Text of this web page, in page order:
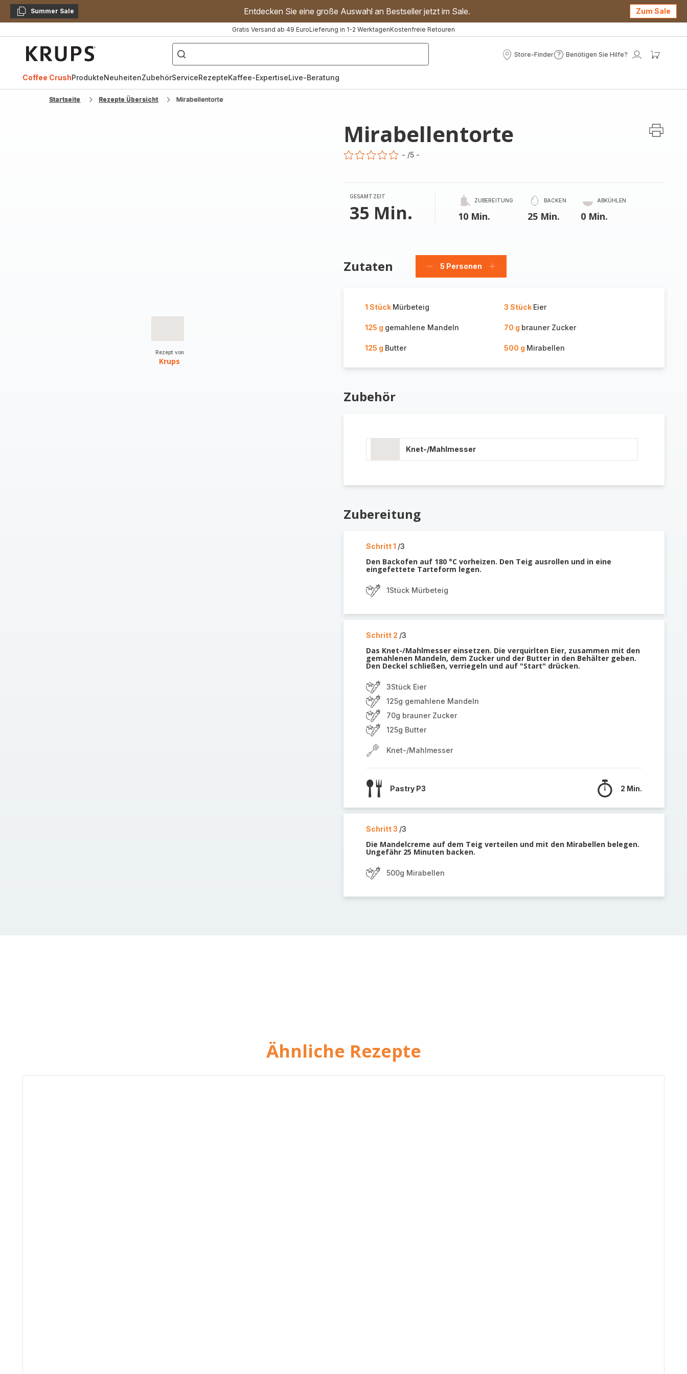
KopierenSummer Sale Entdecken Sie eine große Auswahl an Bestseller jetzt im Sale. Zum Sale
Gratis Versand ab 49 EuroLieferung in 1-2 WerktagenKostenfreie Retouren
["Kaffeevollautomat","Handmixer","Waffeleisen"]
Store-Finder
Store-
Benötigen Sie Hilfe?
Benötigen
Mein
Coffee CrushProdukteNeuheitenZubehörServiceRezepteKaffee-ExpertiseLive-Beratung
Startseite Rezepte Übersicht Mirabellentorte
Rezept von
Krups
Mirabellentorte
- /5 -
GESAMTZEIT
35 Min.
ZUBEREITUNG
10 Min.
BACKEN
25 Min.
ABKÜHLEN
0 Min.
Zutaten
Personen
5 Personen
Personen
1 Stück Mürbeteig 3 Stück Eier
125 g gemahlene Mandeln 70 g brauner Zucker
125 g Butter 500 g Mirabellen
Zubehör
Knet-/Mahlmesser
Zubereitung
Schritt 1 /3
Den Backofen auf 180 °C vorheizen. Den Teig ausrollen und in eine
eingefettete Tarteform legen.
1Stück Mürbeteig
Schritt 2 /3
Das Knet-/Mahlmesser einsetzen. Die verquirlten Eier, zusammen mit den
gemahlenen Mandeln, dem Zucker und der Butter in den Behälter geben.
Den Deckel schließen, verriegeln und auf "Start" drücken.
3Stück Eier
125g gemahlene Mandeln
70g brauner Zucker
125g Butter
Knet-/Mahlmesser
Pastry P3 2 Min.
Schritt 3 /3
Die Mandelcreme auf dem Teig verteilen und mit den Mirabellen belegen.
Ungefähr 25 Minuten backen.
500g Mirabellen
Ähnliche Rezepte